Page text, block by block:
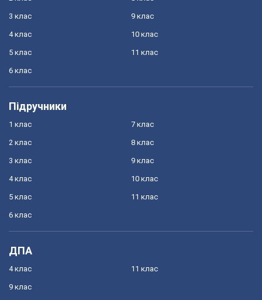
3 клас
4 клас
5 клас
6 клас
9 клас
10 клас
11 клас
Підручники
1 клас
2 клас
3 клас
4 клас
5 клас
6 клас
7 клас
8 клас
9 клас
10 клас
11 клас
ДПА
4 клас
9 клас
11 клас